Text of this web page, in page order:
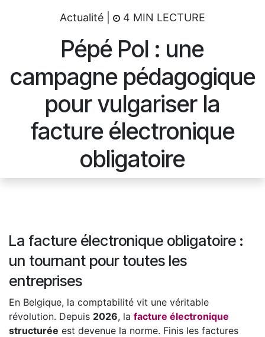
Actualité | 4 MIN LECTURE
Pépé Pol : une
campagne pédagogique
pour vulgariser la
facture électronique
obligatoire
La facture électronique obligatoire :
un tournant pour toutes les
entreprises
En Belgique, la comptabilité vit une véritable
révolution. Depuis 2026, la facture électronique
structurée est devenue la norme. Finis les factures